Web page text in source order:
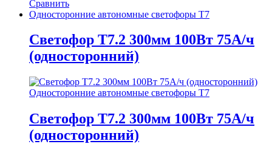
Сравнить
Односторонние автономные светофоры Т7
Светофор Т7.2 300мм 100Вт 75А/ч
(односторонний)
Односторонние автономные светофоры Т7
Светофор Т7.2 300мм 100Вт 75А/ч
(односторонний)